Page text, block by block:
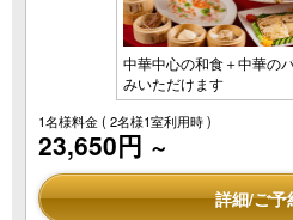
中華中心の和食＋中華の
みいただけます
1名様料金( 2名様1室利用時 )
23,650円 ～
詳細/ご予